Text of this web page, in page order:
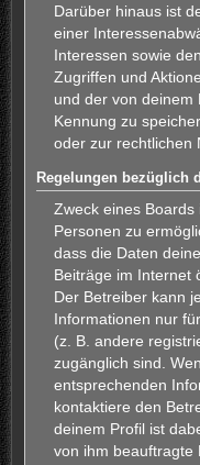
Darüber hinaus ist
einer
Interessen sowie
Zugriffen und
und der von deinem
Kennung zu
oder zur rechtlichen
Regelungen bezüglich
Zweck eines Boards
Personen zu
dass die Daten
Beiträge im Internet
Der Betreiber kann
Informationen nur
(z. B. andere
zugänglich sind.
entsprechenden
kontaktiere den
deinem Profil ist
von ihm beauftragte